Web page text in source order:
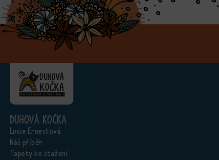
Duhová kočka
Lucie Ernestová
Náš příběh
Tapety ke stažení